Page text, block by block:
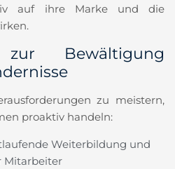
auf ihre Marke und die
zur Bewältigung
zu meistern,
proaktiv handeln:
Weiterbildung und
Mitarbeiter